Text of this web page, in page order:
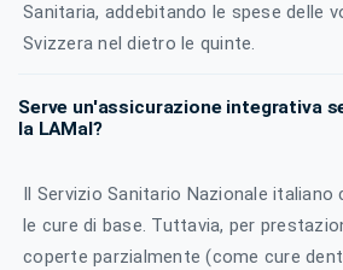
Sanitaria, addebitando le spese delle
Svizzera nel dietro le quinte.
Serve un'assicurazione integrativa
la LAMal?
Il Servizio Sanitario Nazionale italiano
le cure di base. Tuttavia, per
coperte parzialmente (come cure